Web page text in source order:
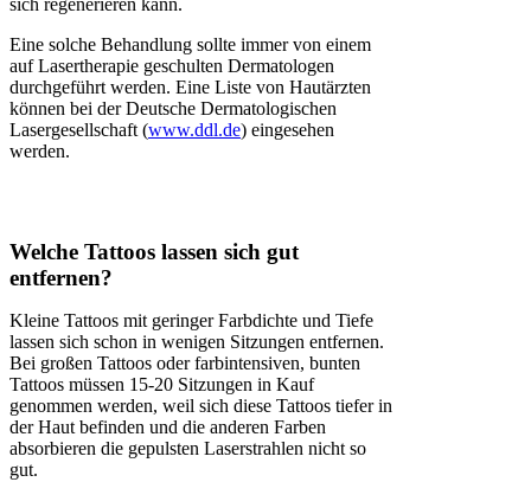
sich regenerieren kann.
Eine solche Behandlung sollte immer von einem
auf Lasertherapie geschulten Dermatologen
durchgeführt werden. Eine Liste von Hautärzten
können bei der Deutsche Dermatologischen
Lasergesellschaft (www.ddl.de) eingesehen
werden.
Welche Tattoos lassen sich gut
entfernen?
Kleine Tattoos mit geringer Farbdichte und Tiefe
lassen sich schon in wenigen Sitzungen entfernen.
Bei großen Tattoos oder farbintensiven, bunten
Tattoos müssen 15-20 Sitzungen in Kauf
genommen werden, weil sich diese Tattoos tiefer in
der Haut befinden und die anderen Farben
absorbieren die gepulsten Laserstrahlen nicht so
gut.